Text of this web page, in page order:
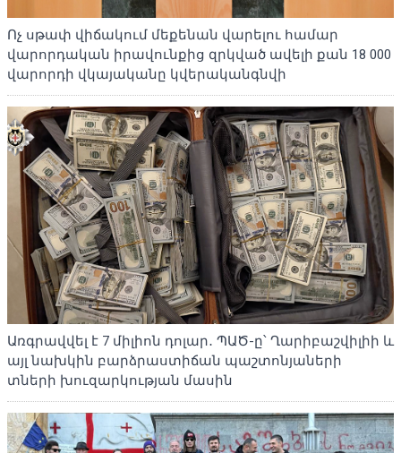
Ոչ սթափ վիճակում մեքենան վարելու համար
վարորդական իրավունքից զրկված ավելի քան 18 000
վարորդի վկայականը կվերականգնվի
Առգրավվել է 7 միլիոն դոլար․ ՊԱԾ-ը՝ Ղարիբաշվիլիի և
այլ նախկին բարձրաստիճան պաշտոնյաների
տների խուզարկության մասին